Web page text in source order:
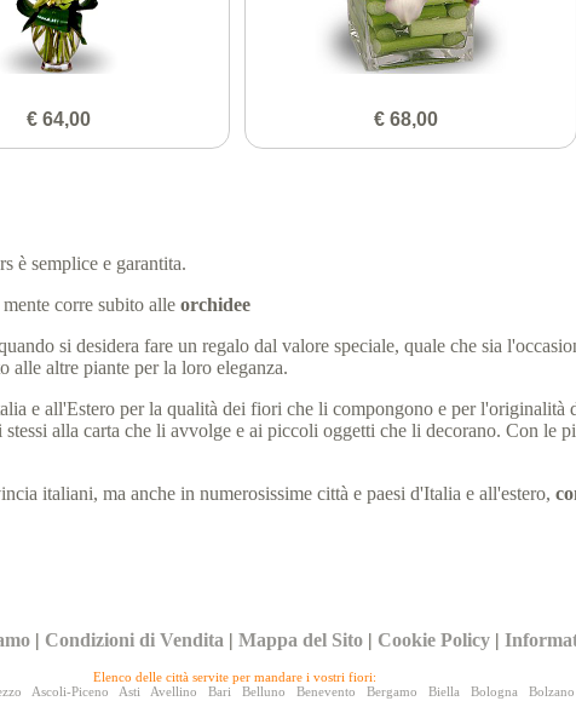
€ 64,00 € 68,00
è semplice e garantita.
mente corre subito alleorchidee
si desidera fare un regalo dal valore speciale, quale che sia
alle altre piante per la loro eleganza.
e all'Estero per la qualità dei fiori che li compongono e per
alla carta che li avvolge e ai piccoli oggetti che li decorano. Con le
italiani, ma anche in numerosissime città e paesi d'Italia e all'estero,
| Condizioni di Vendita |Mappa del Sito | Cookie Policy |
Elenco delle città servite per mandare i vostri fiori:
Ascoli-Piceno Asti Avellino Bari Belluno Benevento Bergamo Biella Bologna Bolzano